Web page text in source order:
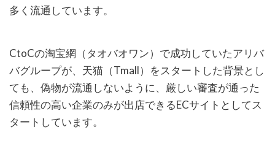
多く流通しています。
CtoCの淘宝網（タオバオワン）で成功していたアリバ
バグループが、天猫（Tmall）をスタートした背景とし
ても、偽物が流通しないように、厳しい審査が通った
信頼性の高い企業のみが出店できるECサイトとしてス
タートしています。